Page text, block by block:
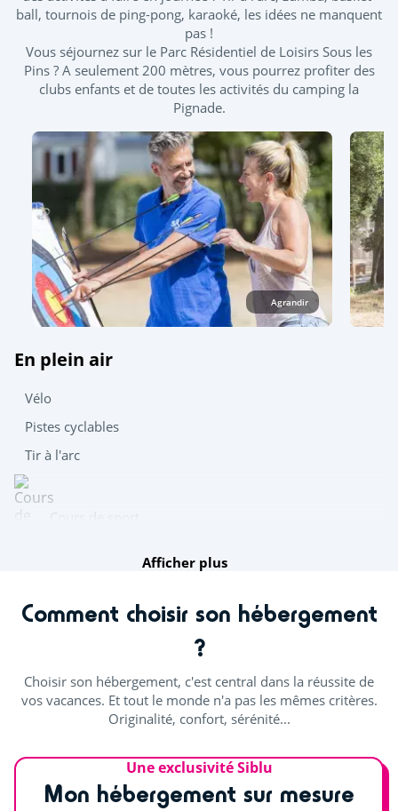
tous les enfants de 0 à 4 ans pour accéder aux bassins.
Toboggan et pistes de glisse
Piscine couverte chauffée
Pataugeoire extérieure
Splashzone - Jeux enfants
Solarium
ball, tournois de ping-pong, karaoké, les idées ne manquent
pas !
Vous séjournez sur le Parc Résidentiel de Loisirs Sous les
Pins ? A seulement 200 mètres, vous pourrez profiter des
clubs enfants et de toutes les activités du camping la
Pignade.
Agrandir
En plein air
Vélo
Pistes cyclables
Tir à l'arc
Mini-golf
Centre équestre (€)
Cours de natation (€)
Afficher plus
Comment choisir son hébergement
?
Choisir son hébergement, c'est central dans la réussite de
vos vacances. Et tout le monde n'a pas les mêmes critères.
Originalité, confort, sérénité...
Une exclusivité Siblu
Mon hébergement sur mesure